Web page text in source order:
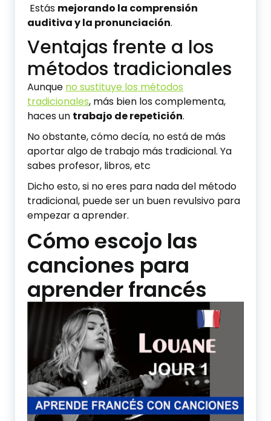
Estás mejorando la comprensión
auditiva y la pronunciación.
Ventajas frente a los
métodos tradicionales
Aunque no sustituye los métodos
tradicionales, más bien los complementa,
haces un trabajo de repetición.
No obstante, cómo decía, no está de más
aportar algo de trabajo más tradicional. Ya
sabes profesor, libros, etc
Dicho esto, si no eres para nada del método
tradicional, puede ser un buen revulsivo para
empezar a aprender.
Cómo escojo las
canciones para
aprender francés